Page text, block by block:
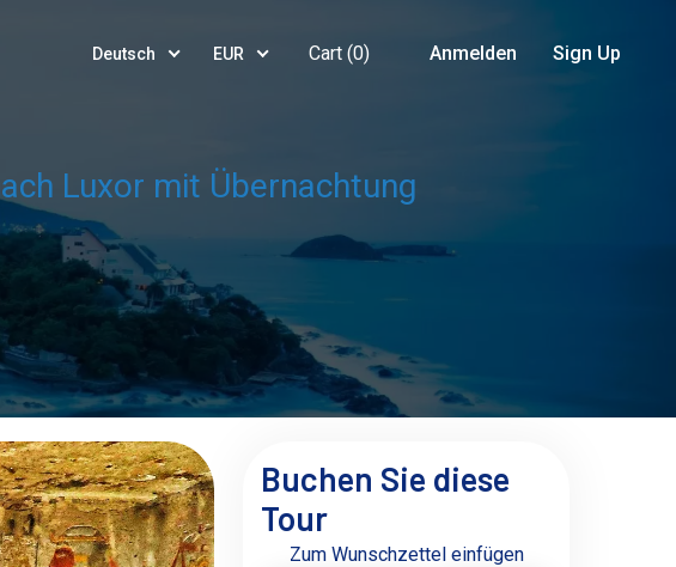
Deutsch EUR Cart (0) Anmelden Sign Up
Luxor mit Übernachtung
Buchen Sie diese
Tour
Zum Wunschzettel einfügen